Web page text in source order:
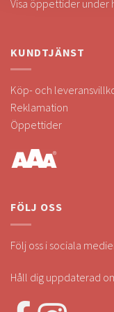
Visa öppettider under
KUNDTJÄNST
Köp- och
Reklamation
Öppettider
FÖLJ OSS
Följ oss i sociala
Håll dig uppdaterad